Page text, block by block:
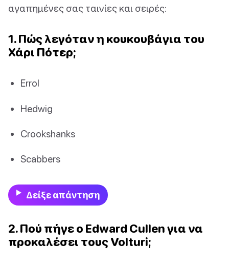
αγαπημένες σας ταινίες και σειρές:
1. Πώς λεγόταν η κουκουβάγια του
Χάρι Πότερ;
Errol
Hedwig
Crookshanks
Scabbers
Δείξε απάντηση
2. Πού πήγε ο Edward Cullen για να
προκαλέσει τους Volturi;